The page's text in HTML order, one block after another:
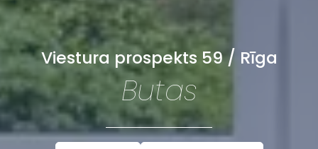
Viestura prospekts 59 / Rīga
Butas